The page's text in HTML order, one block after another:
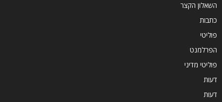
השאלון הקצר
כתבות
פוליטי
הפרלמנט
פוליטי מדיני
דעות
דעות